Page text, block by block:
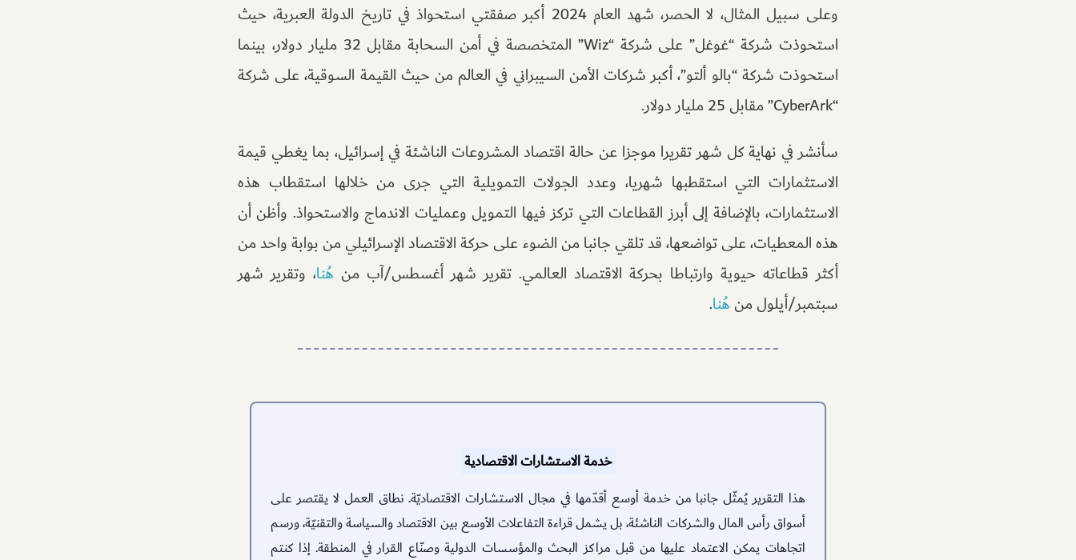
وعلى سبيل المثال، لا الحصر، شهد العام 2024 أكبر صفقتي استحواذ في تاريخ الدولة العبرية، حيث
استحوذت شركة “غوغل” على شركة “Wiz” المتخصصة في أمن السحابة مقابل 32 مليار دولار، بينما
استحوذت شركة “بالو ألتو”، أكبر شركات الأمن السيبراني في العالم من حيث القيمة السوقية، على شركة
“CyberArk” مقابل 25 مليار دولار.
سأنشر في نهاية كل شهر تقريرا موجزا عن حالة اقتصاد المشروعات الناشئة في إسرائيل، بما يغطي قيمة
الاستثمارات التي استقطبها شهريا، وعدد الجولات التمويلية التي جرى من خلالها استقطاب هذه
الاستثمارات، بالإضافة إلى أبرز القطاعات التي تركز فيها التمويل وعمليات الاندماج والاستحواذ. وأظن أن
هذه المعطيات، على تواضعها، قد تلقي جانبا من الضوء على حركة الاقتصاد الإسرائيلي من بوابة واحد من
أكثر قطاعاته حيوية وارتباطا بحركة الاقتصاد العالمي. تقرير شهر أغسطس/آب من هُنا، وتقرير شهر
سبتمبر/أيلول من هُنا.
خدمة الاستشارات الاقتصادية
هذا التقرير يُمثّل جانبا من خدمة أوسع أقدّمها في مجال الاستشارات الاقتصاديّة. نطاق العمل لا يقتصر على
أسواق رأس المال والشركات الناشئة، بل يشمل قراءة التفاعلات الأوسع بين الاقتصاد والسياسة والتقنيّة، ورسم
اتجاهات يمكن الاعتماد عليها من قبل مراكز البحث والمؤسسات الدولية وصنّاع القرار في المنطقة. إذا كنتم